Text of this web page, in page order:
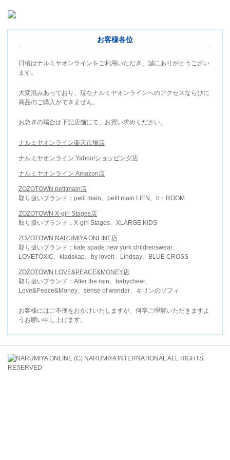
お客様各位
日頃はナルミヤオンラインをご利用いただき、誠にありがとうござい
ます。
大変混みあっており、現在ナルミヤオンラインへのアクセスならびに
商品のご購入ができません。
お急ぎの場合は下記店舗にて、お買い求めください。
ナルミヤオンライン楽天市場店
ナルミヤオンライン Yahoo!ショッピング店
ナルミヤオンライン Amazon店
ZOZOTOWN petitmain店
取り扱いブランド：petit main、petit main LIEN、b・ROOM
ZOZOTOWN X-girl Stages店
取り扱いブランド：X-girl Stages、XLARGE KIDS
ZOZOTOWN NARUMIYA ONLINE店
取り扱いブランド：kate spade new york childrenswear、
LOVETOXIC、kladskap、by loveit、Lindsay、BLUE CROSS
ZOZOTOWN LOVE&PEACE&MONEY店
取り扱いブランド：After the rain、babycheer、
Love&Peace&Money、sense of wonder、キリンのソフィ
お客様にはご不便をおかけいたしますが、何卒ご理解いただきますよ
うお願い申し上げます。